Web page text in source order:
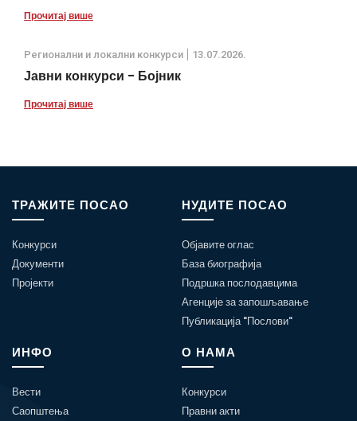
Прочитај више
Регионални и локални конкурси 13.07.2026.
Јавни конкурси - Бојник
Прочитај више
ТРАЖИТЕ ПОСАО
Конкурси
Документи
Пројекти
НУДИТЕ ПОСАО
Објавите оглас
База биографија
Подршка послодавцима
Агенције за запошљавање
Публикација "Послови"
ИНФО
Вести
Саопштења
О НАМА
Конкурси
Правни акти